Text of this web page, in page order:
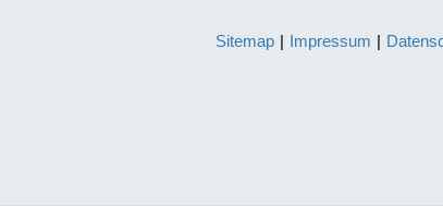
Sitemap | Impressum |